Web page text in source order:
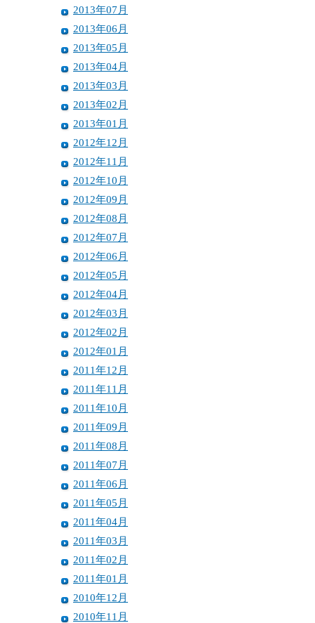
2013年07月
2013年06月
2013年05月
2013年04月
2013年03月
2013年02月
2013年01月
2012年12月
2012年11月
2012年10月
2012年09月
2012年08月
2012年07月
2012年06月
2012年05月
2012年04月
2012年03月
2012年02月
2012年01月
2011年12月
2011年11月
2011年10月
2011年09月
2011年08月
2011年07月
2011年06月
2011年05月
2011年04月
2011年03月
2011年02月
2011年01月
2010年12月
2010年11月